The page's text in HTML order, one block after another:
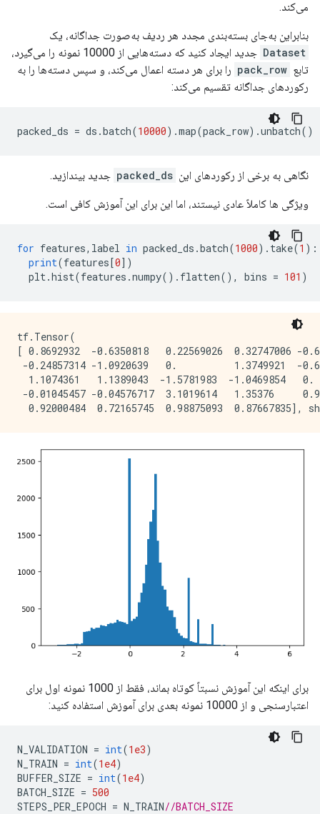
می‌کند.
بنابراین به‌جای بسته‌بندی مجدد هر ردیف به‌صورت جداگانه، یک
Dataset
جدید ایجاد کنید که دسته‌هایی از 10000 نمونه را می‌گیرد،
تابع pack_row را برای هر دسته اعمال می‌کند، و سپس دسته‌ها را به
رکوردهای جداگانه تقسیم می‌کند:
packed_ds = ds .batch(10000).map(pack_row).unbatch()
نگاهی به برخی از رکوردهای این packed_ds جدید بیندازید.
ویژگی ها کاملاً عادی نیستند، اما این برای این آموزش کافی است.
for features, label in packed_ds .batch(1000). take(1 ):
print(features[0])
plt.hist(features .numpy(). flatten(), bins = 101 )
tf.Tensor(
[ 0.8692932  -0.6350818   0.22569026  0.32747006 -
-0.24857314 -1.0920639   0.          1.3749921  -
1.1074361   1.1389043  -1.5781983  -1.0469854   0.
-0.01045457 -0.04576717  3.1019614   1.35376
برای اینکه این آموزش نسبتاً کوتاه بماند، فقط از 1000 نمونه اول برای
اعتبارسنجی و از 10000 نمونه بعدی برای آموزش استفاده کنید:
N_VALIDATION = int(1e3)
N_TRAIN = int(1e4)
BUFFER_SIZE = int(1e4)
BATCH_SIZE = 500
STEPS_PER_EPOCH = N_TRAIN//BATCH_SIZE